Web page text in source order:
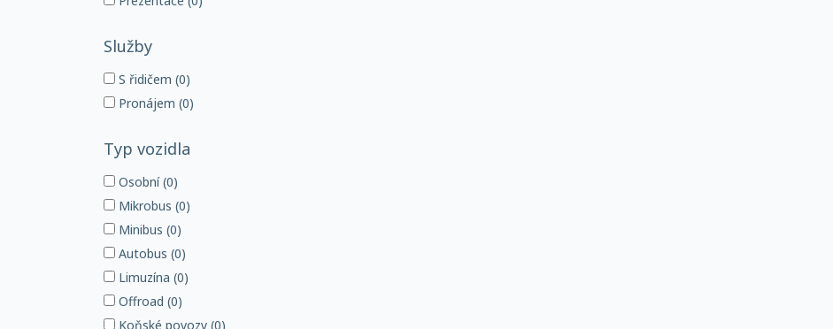
Služby
S řidičem (0)
Pronájem (0)
Typ vozidla
Osobní (0)
Mikrobus (0)
Minibus (0)
Autobus (0)
Limuzína (0)
Offroad (0)
Koňské povozy (0)